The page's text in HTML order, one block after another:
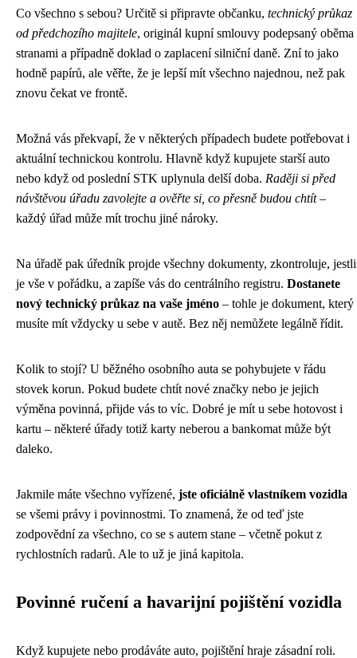
Co všechno s sebou? Určitě si připravte občanku, technický průkaz
od předchozího majitele, originál kupní smlouvy podepsaný oběma
stranami a případně doklad o zaplacení silniční daně. Zní to jako
hodně papírů, ale věřte, že je lepší mít všechno najednou, než pak
znovu čekat ve frontě.
Možná vás překvapí, že v některých případech budete potřebovat i
aktuální technickou kontrolu. Hlavně když kupujete starší auto
nebo když od poslední STK uplynula delší doba. Raději si před
návštěvou úřadu zavolejte a ověřte si, co přesně budou chtít–
každý úřad může mít trochu jiné nároky.
Na úřadě pak úředník projde všechny dokumenty, zkontroluje, jestli
je vše v pořádku, a zapíše vás do centrálního registru. Dostanete
nový technický průkaz na vaše jméno – tohle je dokument, který
musíte mít vždycky u sebe v autě. Bez něj nemůžete legálně řídit.
Kolik to stojí? U běžného osobního auta se pohybujete v řádu
stovek korun. Pokud budete chtít nové značky nebo je jejich
výměna povinná, přijde vás to víc. Dobré je mít u sebe hotovost i
kartu – některé úřady totiž karty neberou a bankomat může být
daleko.
Jakmile máte všechno vyřízené, jste oficiálně vlastníkem vozidla
se všemi právy i povinnostmi. To znamená, že od teď jste
zodpovědní za všechno, co se s autem stane – včetně pokut z
rychlostních radarů. Ale to už je jiná kapitola.
Povinné ručení a havarijní pojištění vozidla
Když kupujete nebo prodáváte auto, pojištění hraje zásadní roli.